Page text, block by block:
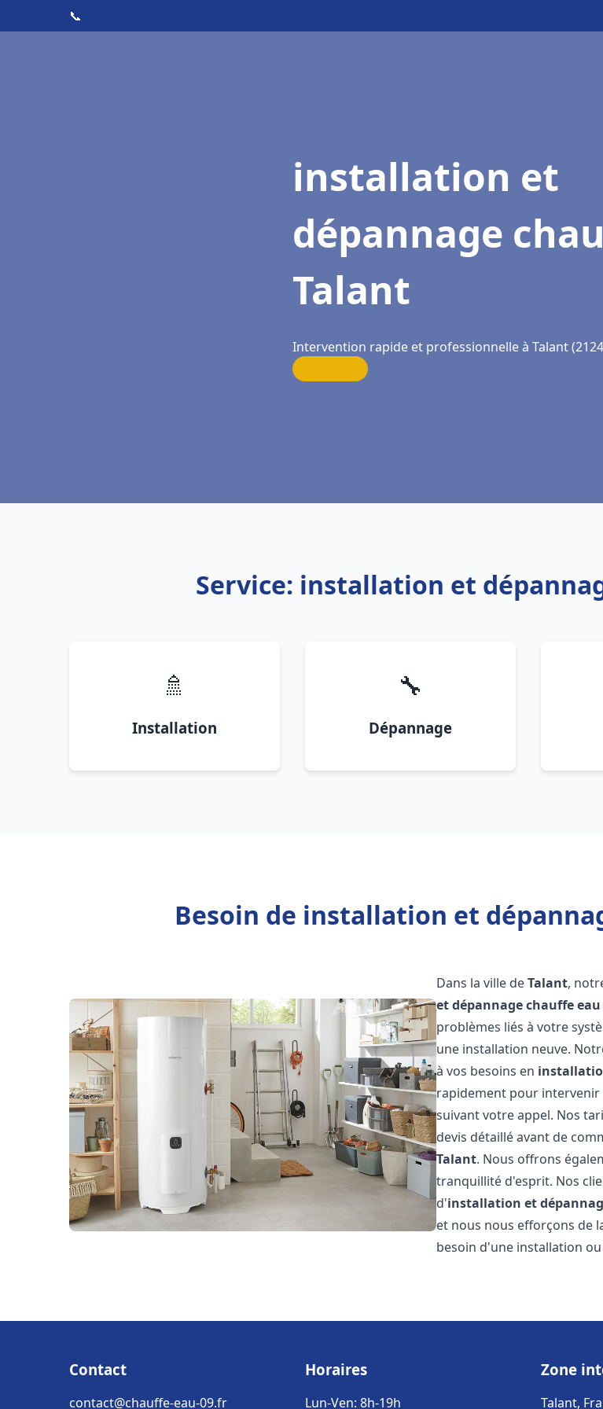
📞
installation et
dépannage
Talant
Intervention rapide et professionnelle à Talant
Service: installation et
🚿
Installation
🔧
Dépannage
Besoin de installation et
Dans la ville deTalant,
et dépannage chauffe eau
problèmes liés à votre
une installation neuve.
à vos besoins en
rapidement pour intervenir
suivant votre appel. Nos
devis détaillé avant de
Talant. Nous offrons
tranquillité d'esprit. Nos
d'installation et
et nous nous efforçons de
besoin d'une installation
Contact
contact@chauffe-eau-09.fr
Horaires
Lun-Ven: 8h-19h
Zone
Talant,